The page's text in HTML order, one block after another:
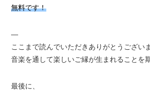
無料です！
—
ここまで読んでいただきありがとうござい
音楽を通して楽しいご縁が生まれることを
最後に、